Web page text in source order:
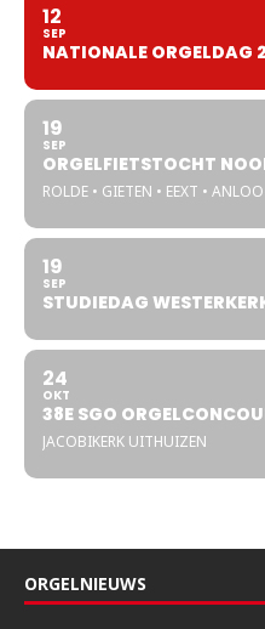
12
SEP
NATIONALE ORGELDAG
19
SEP
ORGELFIETSTOCHT
ROLDE • GIETEN • EEXT • ANLOO
19
SEP
STUDIEDAG
24
OKT
38E SGO
JACOBIKERK UITHUIZEN
ORGELNIEUWS